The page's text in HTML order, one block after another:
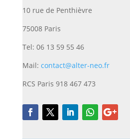
10 rue de Penthièvre
75008 Paris
Tel: 06 13 59 55 46
Mail: contact@alter-neo.fr
RCS Paris 918 467 473